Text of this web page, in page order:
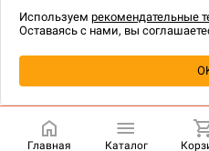
технологии.
Главная Каталог
Используем рекомендательные
Оставаясь с нами, вы